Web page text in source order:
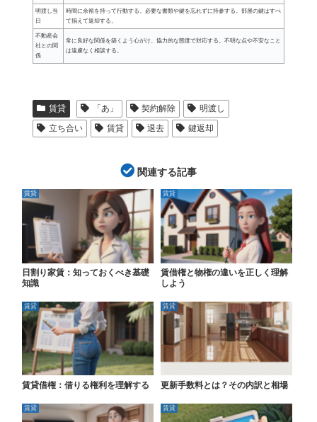
明渡し当
日
時間に余裕を持って行動する。必要な書類や鍵を忘れずに持参する。部屋の鍵はすべ
て揃えて返却する。
不動産会
社との関
係
常に良好な関係を築くよう心がけ、協力的な態度で対応する。不明な点や不安なこと
は遠慮なく相談する。
賃貸 「あ」 契約解除
明渡し
立ち合い
賃貸 退去 鍵返却
関連する記事
賃貸
日割り家賃：知っておくべき基礎
知識
賃貸
賃借権と物権の違いを正しく理解
しよう
賃貸
賃貸借権：借りる権利を理解する
賃貸
更新手数料とは？その内訳と相場
賃貸 賃貸